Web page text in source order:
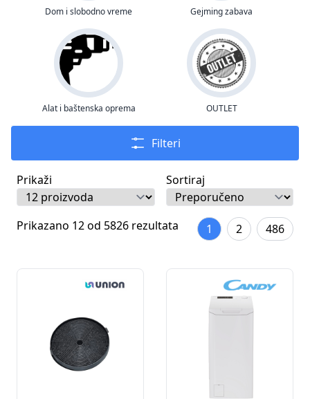
Dom i slobodno vreme Gejming zabava
Alat i baštenska oprema OUTLET
Filteri
Prikaži Sortiraj
Prikazano 12 od 5826 rezultata 1 2 486